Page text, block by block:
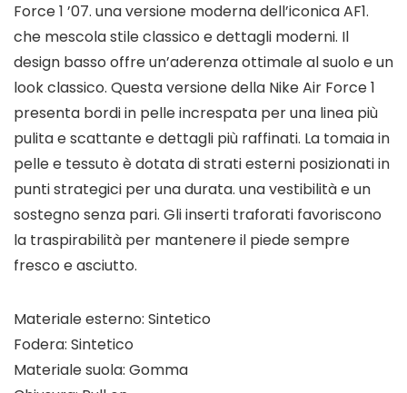
Force 1 ’07. una versione moderna dell’iconica AF1.
che mescola stile classico e dettagli moderni. Il
design basso offre un’aderenza ottimale al suolo e un
look classico. Questa versione della Nike Air Force 1
presenta bordi in pelle increspata per una linea più
pulita e scattante e dettagli più raffinati. La tomaia in
pelle e tessuto è dotata di strati esterni posizionati in
punti strategici per una durata. una vestibilità e un
sostegno senza pari. Gli inserti traforati favoriscono
la traspirabilità per mantenere il piede sempre
fresco e asciutto.
Materiale esterno: Sintetico
Fodera: Sintetico
Materiale suola: Gomma